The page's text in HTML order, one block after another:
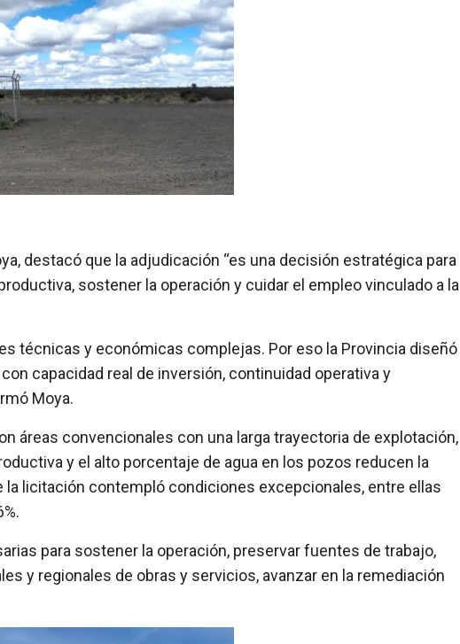
destacó que la adjudicación “es una decisión estratégica para
sostener la operación y cuidar el empleo vinculado a la
técnicas y económicas complejas. Por eso la Provincia diseñó
capacidad real de inversión, continuidad operativa y
Moya.
áreas convencionales con una larga trayectoria de explotación,
y el alto porcentaje de agua en los pozos reducen la
la licitación contempló condiciones excepcionales, entre ellas
para sostener la operación, preservar fuentes de trabajo,
y regionales de obras y servicios, avanzar en la remediación